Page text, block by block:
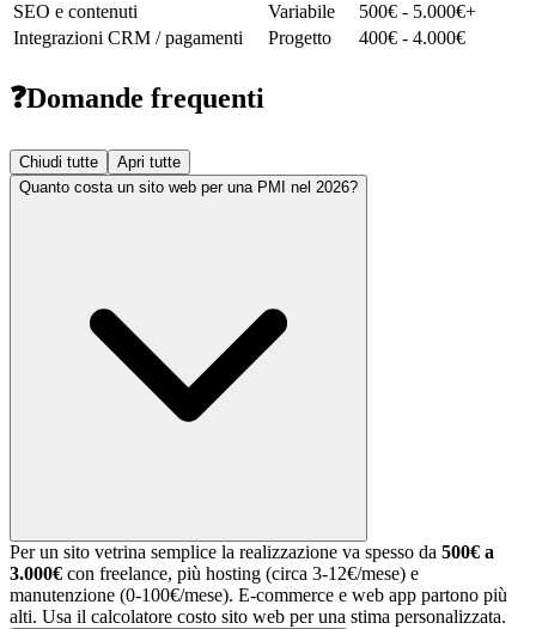
SEO e contenuti
Variabile
500€ - 5.000€+
Integrazioni CRM / pagamenti
Progetto 400€ - 4.000€
❓Domande frequenti
Chiudi tutte
Apri tutte
Quanto costa un sito web per una PMI nel 2026?
Per un sito vetrina semplice la realizzazione va spesso da 500€ a
3.000€ con freelance, più hosting (circa 3-12€/mese) e
manutenzione (0-100€/mese). E-commerce e web app partono più
alti. Usa il calcolatore costo sito web per una stima personalizzata.